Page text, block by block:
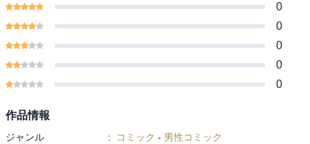
0
0
0
0
0
作品情報
ジャンル : コミック - 男性コミック